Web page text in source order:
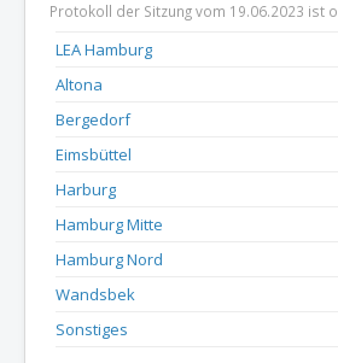
Informationen
Kontakt
Protokoll der Sitzung vom 19.06.2023 ist
LEA Hamburg
Altona
Bergedorf
Eimsbüttel
Harburg
Hamburg Mitte
Hamburg Nord
Wandsbek
Sonstiges